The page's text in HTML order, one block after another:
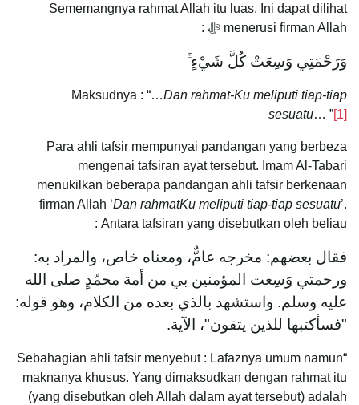
Sememangnya rahmat Allah itu luas. Ini dapat dilihat
menerusi firman Allah ﷻ :
وَرَحْمَتِي وَسِعَتْ كُلَّ شَيْءٍ ۚ
Maksudnya : “…Dan rahmat-Ku meliputi tiap-tiap
sesuatu… ”[1]
Para ahli tafsir mempunyai pandangan yang berbeza
mengenai tafsiran ayat tersebut. Imam Al-Tabari
menukilkan beberapa pandangan ahli tafsir berkenaan
firman Allah ‘Dan rahmatKu meliputi tiap-tiap sesuatu’.
Antara tafsiran yang disebutkan oleh beliau :
فقال بعضهم: مخرجه عامٌّ، ومعناه خاص، والمراد به:
ورحمتي وَسِعت المؤمنين بي من أمة محمّدٍ صلى الله
عليه وسلم. واستشهد بالذي بعده من الكلام، وهو قوله:
"فسأكتبها للذين يتقون"، الآية.
“Sebahagian ahli tafsir menyebut : Lafaznya umum namun
maknanya khusus. Yang dimaksudkan dengan rahmat itu
(yang disebutkan oleh Allah dalam ayat tersebut) adalah